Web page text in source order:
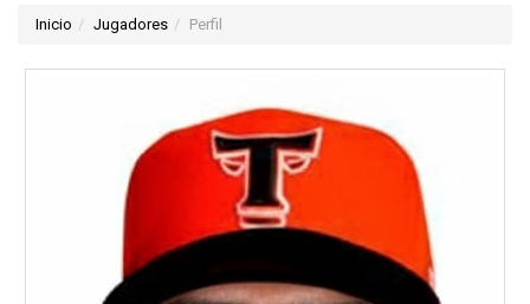
Inicio Jugadores Perfil